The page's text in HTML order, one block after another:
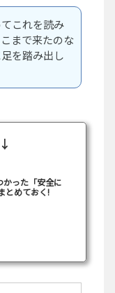
これを読み
まで来たのな
を踏み出し
った「安全に
とめておく!